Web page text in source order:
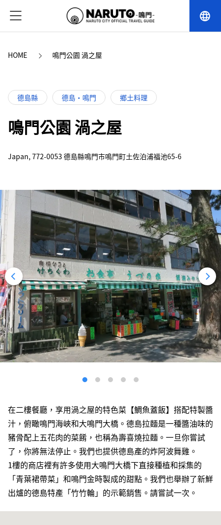
language
HOME 鳴門公園 渦之屋
德島縣 德島・鳴門 鄉土料理
鳴門公園 渦之屋
Japan, 772-0053 德島縣鳴門市鳴門町土佐泊浦福池65-6
在二樓餐廳，享用渦之屋的特色菜【鯛魚蓋飯】搭配特製醬
汁，俯瞰鳴門海峽和大鳴門大橋。德島拉麵是一種醬油味的
豬骨配上五花肉的菜餚，也稱為壽喜燒拉麵。一旦你嘗試
了，你將無法停止。我們也提供德島產的炸阿波舞雞。
1樓的商店裡有許多使用大鳴門大橋下直接種植和採集的
「青葉裙帶菜」和鳴門金時製成的甜點。我們也舉辦了新鮮
出爐的德島特產「竹竹輪」的示範銷售。請嘗試一次。